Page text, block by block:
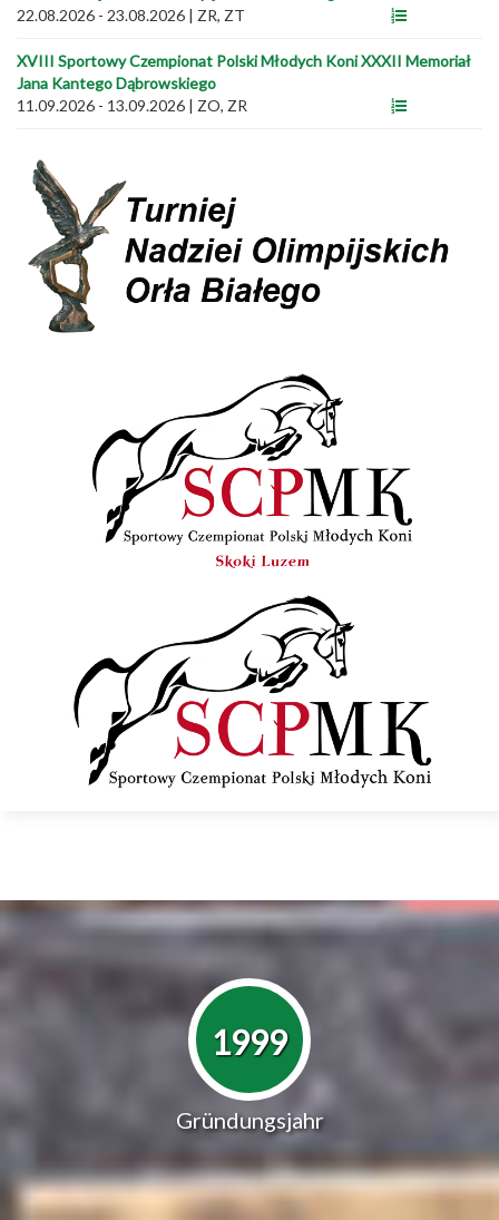
22.08.2026 - 23.08.2026 | ZR, ZT
XVIII Sportowy Czempionat Polski Młodych Koni XXXII Memoriał
Jana Kantego Dąbrowskiego
11.09.2026 - 13.09.2026 | ZO, ZR
1999
Gründungsjahr